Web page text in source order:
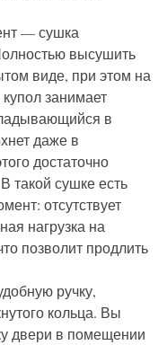
— сушка
высушить
виде, при этом на
занимает
в
даже в
достаточно
такой сушке есть
отсутствует
нагрузка на
позволит продлить
ручку,
кольца. Вы
двери в помещении